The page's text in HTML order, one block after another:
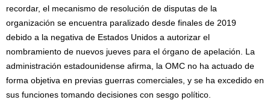
recordar, el mecanismo de resolución de disputas de la
organización se encuentra paralizado desde finales de 2019
debido a la negativa de Estados Unidos a autorizar el
nombramiento de nuevos jueves para el órgano de apelación. La
administración estadounidense afirma, la OMC no ha actuado de
forma objetiva en previas guerras comerciales, y se ha excedido en
sus funciones tomando decisiones con sesgo político.